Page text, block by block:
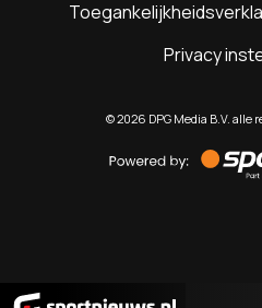
Privacy
©2026 DPG Media B.V.
by